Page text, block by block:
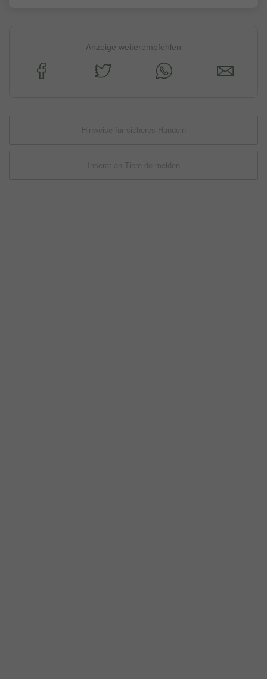
Anzeige weiterempfehlen
Hinweise für sicheres Handeln
Inserat an Tiere.de melden